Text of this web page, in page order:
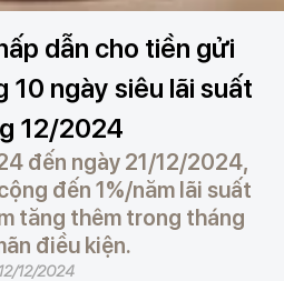
dẫn cho tiền gửi
10 ngày siêu lãi suất
12/2024
đến ngày 21/12/2024,
đến 1%/năm lãi suất
tăng thêm trong tháng
điều kiện.
12/12/2024